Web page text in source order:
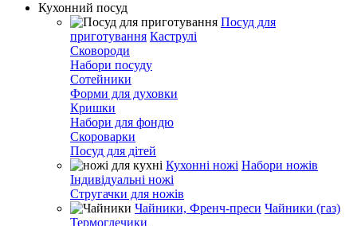
Кухонний посуд
Посуд для
приготування Каструлі
Сковороди
Набори посуду
Сотейники
Форми для духовки
Кришки
Набори для фондю
Скороварки
Посуд для дітей
Кухонні ножі Набори ножів
Індивідуальні ножі
Стругачки для ножів
Чайники, Френч-преси Чайники (газ)
Термоглечики